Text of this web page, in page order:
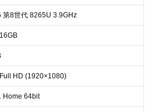
第8世代 8265U 3.9GHz
HD (1920×1080)
Home 64bit